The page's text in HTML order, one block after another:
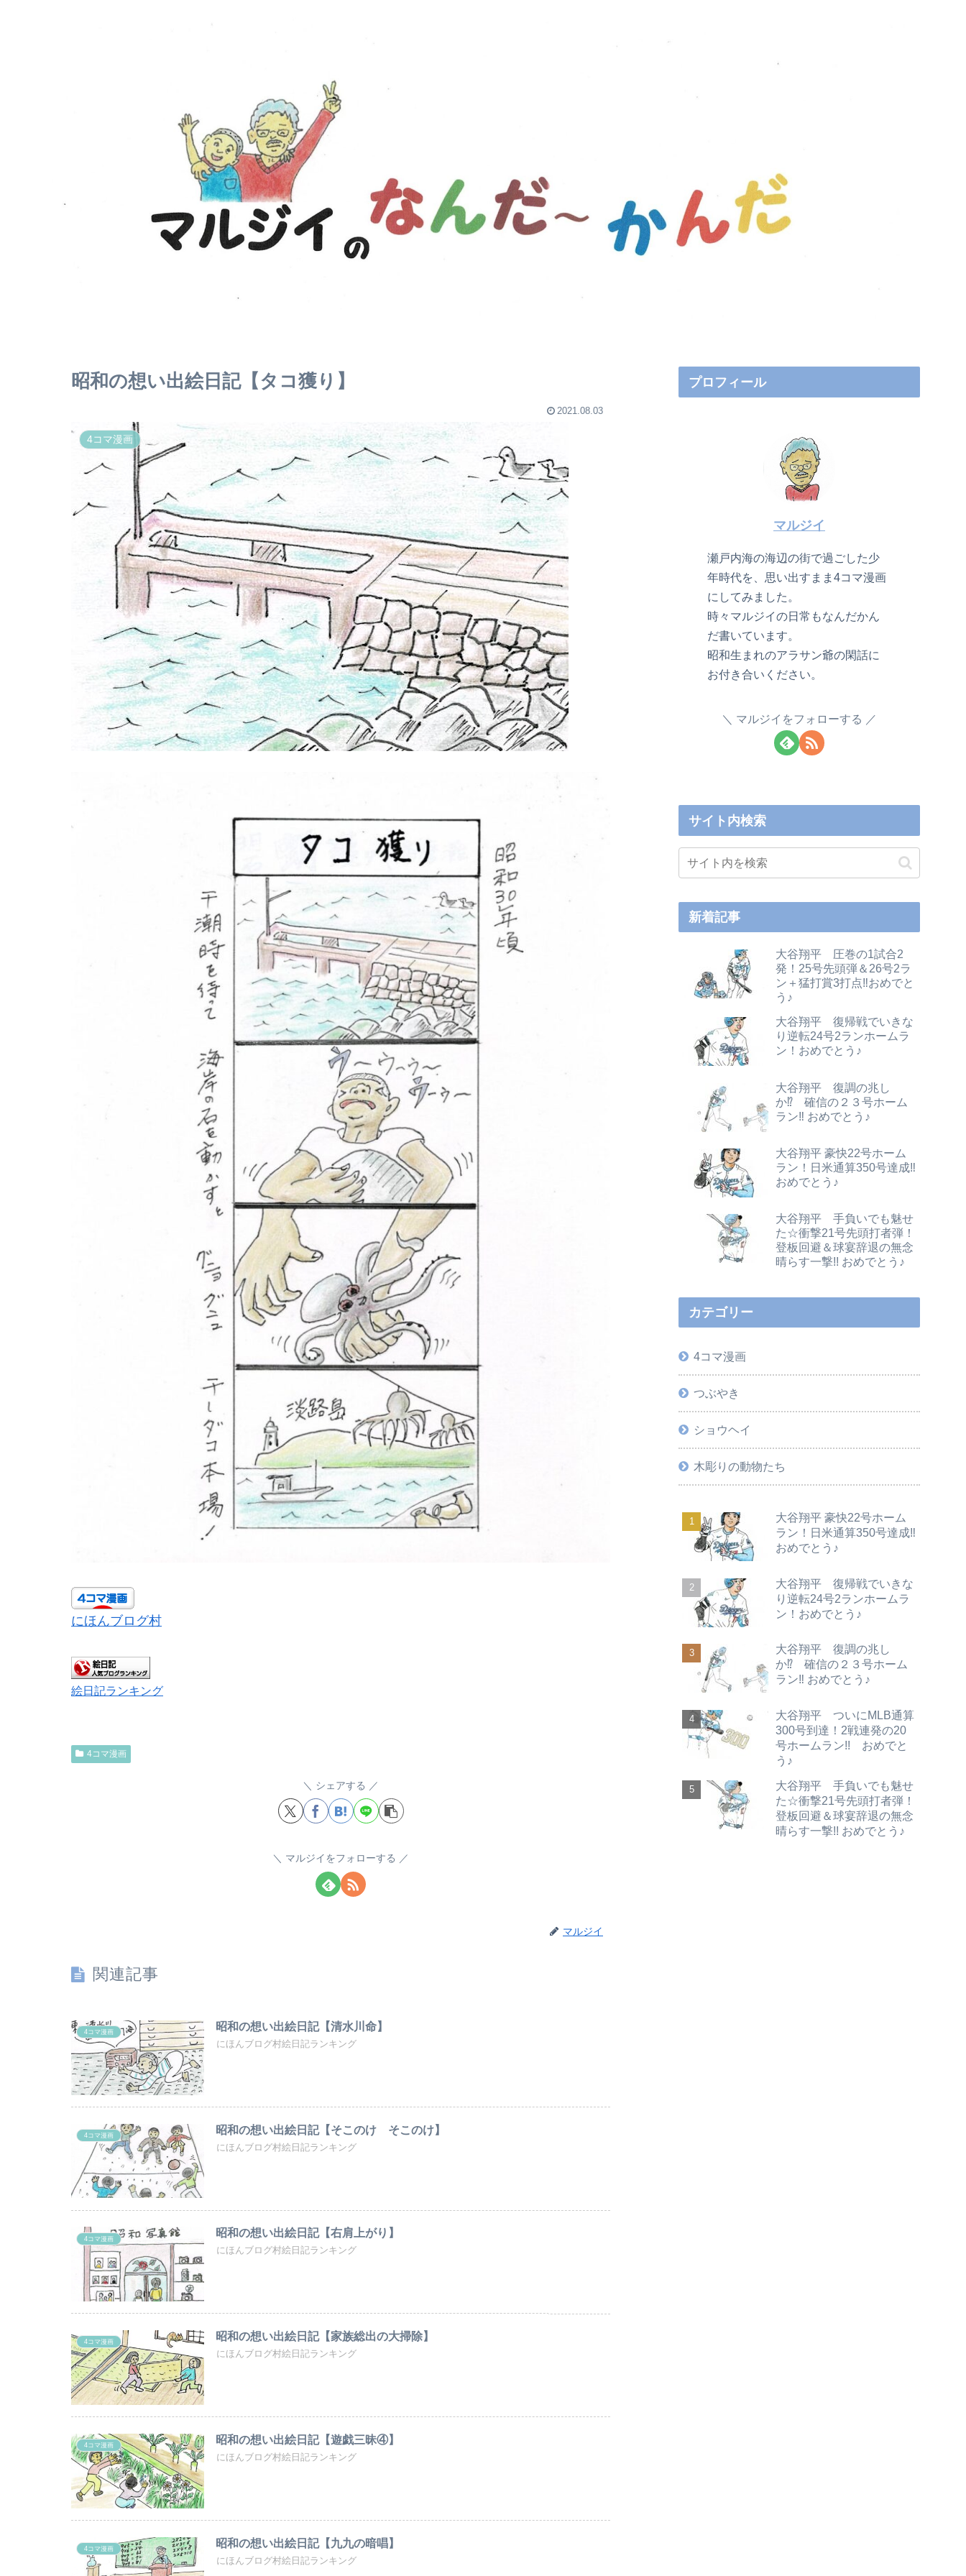
昭和の想い出絵日記【タコ獲り】
2021.08.03
4コマ漫画
にほんブログ村
絵日記ランキング
4コマ漫画
シェアする
マルジイをフォローする
マルジイ
関連記事
4コマ漫画 昭和の想い出絵日記【清水川命】
にほんブログ村絵日記ランキング
4コマ漫画 昭和の想い出絵日記【そこのけ そこのけ】
にほんブログ村絵日記ランキング
4コマ漫画 昭和の想い出絵日記【右肩上がり】
にほんブログ村絵日記ランキング
4コマ漫画 昭和の想い出絵日記【家族総出の大掃除】
にほんブログ村絵日記ランキング
4コマ漫画 昭和の想い出絵日記【遊戯三昧④】
にほんブログ村絵日記ランキング
4コマ漫画 昭和の想い出絵日記【九九の暗唱】
にほんブログ村絵日記ランキング
プロフィール
マルジイ
瀬戸内海の海辺の街で過ごした少
年時代を、思い出すまま4コマ漫画
にしてみました。
時々マルジイの日常もなんだかん
だ書いています。
昭和生まれのアラサン爺の閑話に
お付き合いください。
マルジイをフォローする
サイト内検索
新着記事
大谷翔平 圧巻の1試合2
発！25号先頭弾＆26号2ラ
ン＋猛打賞3打点‼おめでと
う♪
大谷翔平 復帰戦でいきな
り逆転24号2ランホームラ
ン！おめでとう♪
大谷翔平 復調の兆し
か⁉ 確信の２３号ホーム
ラン‼ おめでとう♪
大谷翔平 豪快22号ホーム
ラン！日米通算350号達成‼
おめでとう♪
大谷翔平 手負いでも魅せ
た☆衝撃21号先頭打者弾！
登板回避＆球宴辞退の無念
晴らす一撃!! おめでとう♪
カテゴリー
4コマ漫画
つぶやき
ショウヘイ
木彫りの動物たち
大谷翔平 豪快22号ホーム
ラン！日米通算350号達成‼
おめでとう♪
大谷翔平 復帰戦でいきな
り逆転24号2ランホームラ
ン！おめでとう♪
大谷翔平 復調の兆し
か⁉ 確信の２３号ホーム
ラン‼ おめでとう♪
大谷翔平 ついにMLB通算
300号到達！2戦連発の20
号ホームラン!! おめでと
う♪
大谷翔平 手負いでも魅せ
た☆衝撃21号先頭打者弾！
登板回避＆球宴辞退の無念
晴らす一撃!! おめでとう♪